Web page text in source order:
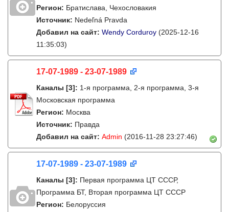
Регион: Братислава, Чехословакия
Источник: Nedeľná Pravda
Добавил на сайт: Wendy Corduroy (2025-12-16
11:35:03)
17-07-1989 - 23-07-1989
Каналы [3]: 1-я программа, 2-я программа, 3-я
Московская программа
Регион: Москва
Источник: Правда
Добавил на сайт: Admin (2016-11-28 23:27:46)
17-07-1989 - 23-07-1989
Каналы [3]: Первая программа ЦТ СССР,
Программа БТ, Вторая программа ЦТ СССР
Регион: Белоруссия